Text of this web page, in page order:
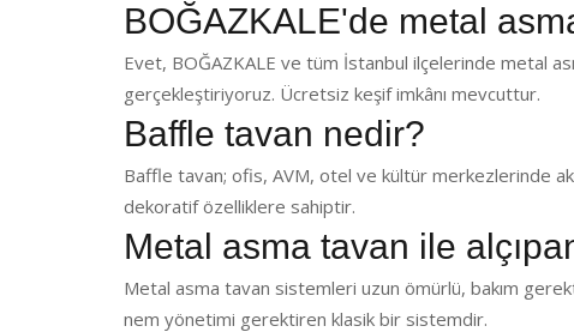
BOĞAZKALE'de metal
Evet, BOĞAZKALE ve tüm İstanbul ilçelerinde metal
gerçekleştiriyoruz. Ücretsiz keşif imkânı mevcuttur.
Baffle tavan nedir?
Baffle tavan; ofis, AVM, otel ve kültür merkezlerinde
dekoratif özelliklere sahiptir.
Metal asma tavan ile
Metal asma tavan sistemleri uzun ömürlü, bakım
nem yönetimi gerektiren klasik bir sistemdir.